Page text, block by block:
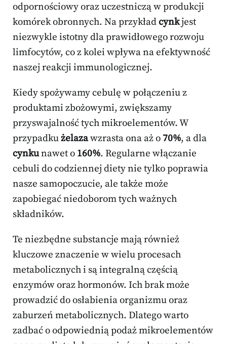
odpornościowy oraz uczestniczą w produkcji
komórek obronnych. Na przykładcynkjest
niezwykle istotny dla prawidłowego rozwoju
limfocytów, co z kolei wpływa na efektywność
naszej reakcji immunologicznej.
Kiedy spożywamy cebulę w połączeniu z
produktami zbożowymi, zwiększamy
przyswajalność tych mikroelementów. W
przypadkużelazawzrasta ona aż o 70%, a dla
cynkunawet o 160%. Regularne włączanie
cebuli do codziennej diety nie tylko poprawia
nasze samopoczucie, ale także może
zapobiegać niedoborom tych ważnych
składników.
Te niezbędne substancje mają również
kluczowe znaczenie w wielu procesach
metabolicznych i są integralną częścią
enzymów oraz hormonów. Ich brak może
prowadzić do osłabienia organizmu oraz
zaburzeń metabolicznych. Dlatego warto
zadbać o odpowiednią podaż mikroelementów